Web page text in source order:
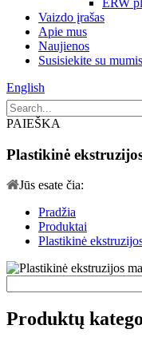
ERW
Vaizdo įrašas
Apie mus
Naujienos
Susisiekite su mumis
English
PAIEŠKA
Plastikinė
Jūs esate čia:
Pradžia
Produktai
Plastikinė
Produktų